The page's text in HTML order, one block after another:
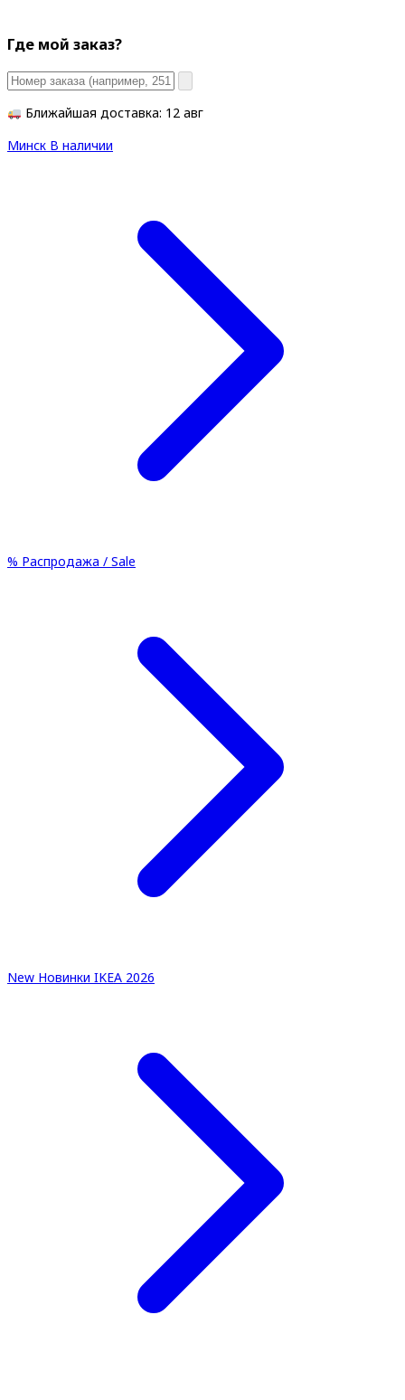
Где мой заказ?
Ближайшая доставка: 12 авг
Минск В наличии
% Распродажа / Sale
New Новинки IKEA 2026